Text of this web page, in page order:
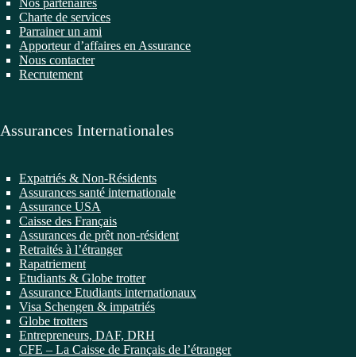
Nos partenaires
Charte de services
Parrainer un ami
Apporteur d’affaires en Assurance
Nous contacter
Recrutement
Assurances Internationales
Expatriés & Non-Résidents
Assurances santé internationale
Assurance USA
Caisse des Français
Assurances de prêt non-résident
Retraités à l’étranger
Rapatriement
Etudiants & Globe trotter
Assurance Etudiants internationaux
Visa Schengen & impatriés
Globe trotters
Entrepreneurs, DAF, DRH
CFE – La Caisse de Français de l’étranger